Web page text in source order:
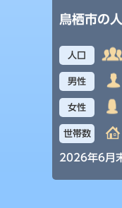
鳥栖市の
人口
男性
女性
世帯数
2026年6月